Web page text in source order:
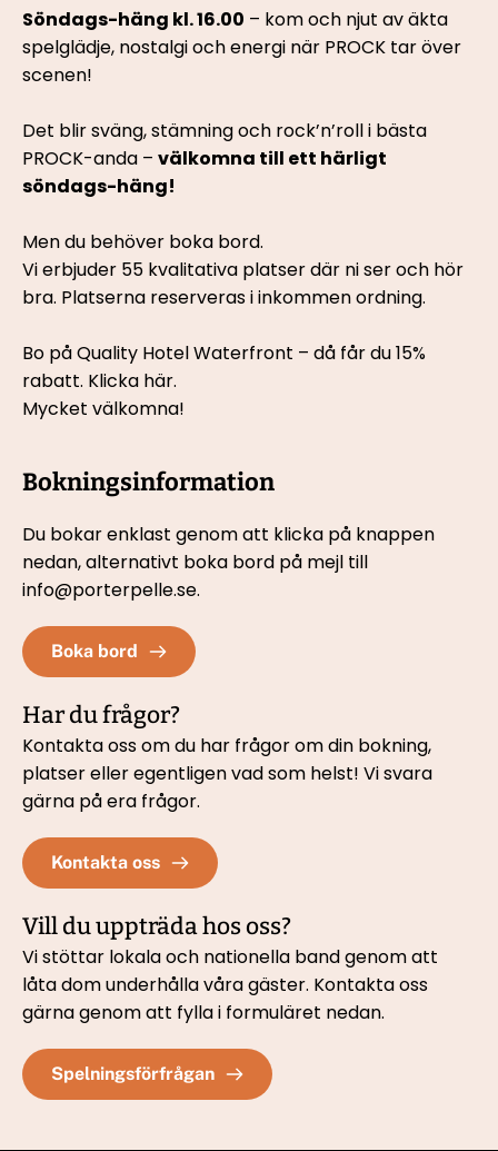
Söndags-häng kl. 16.00 – kom och njut av äkta
spelglädje, nostalgi och energi när PROCK tar över
scenen!
Det blir sväng, stämning och rock’n’roll i bästa
PROCK-anda – välkomna till ett härligt
söndags-häng!
Men du behöver boka bord.
Vi erbjuder 55 kvalitativa platser där ni ser och hör
bra. Platserna reserveras i inkommen ordning.
Bo på Quality Hotel Waterfront – då får du 15%
rabatt. Klicka här.
Mycket välkomna!
Bokningsinformation
Du bokar enklast genom att klicka på knappen
nedan, alternativt boka bord på mejl till
info@porterpelle.se.
Boka bord
Har du frågor?
Kontakta oss om du har frågor om din bokning,
platser eller egentligen vad som helst! Vi svara
gärna på era frågor.
Kontakta oss
Vill du uppträda hos oss?
Vi stöttar lokala och nationella band genom att
låta dom underhålla våra gäster. Kontakta oss
gärna genom att fylla i formuläret nedan.
Spelningsförfrågan